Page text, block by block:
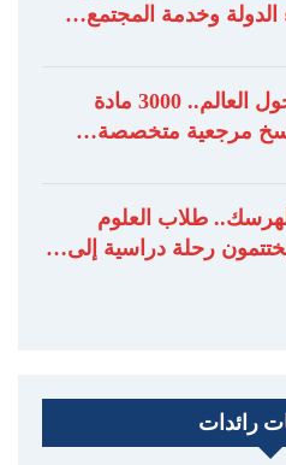
الدولة وخدمة المجتمع…
مسلمون حول العالم.. 3000 مادة
مرجعية متخصصة…
طلاب العلوم
يختتمون رحلة دراسية إلى…
رائدات